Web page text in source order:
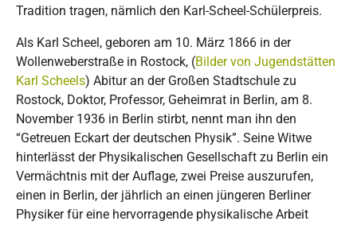
Tradition tragen, nämlich den Karl-Scheel-Schülerpreis.
Als Karl Scheel, geboren am 10. März 1866 in der
Wollenweberstraße in Rostock, (Bilder von Jugendstätten
Karl Scheels) Abitur an der Großen Stadtschule zu
Rostock, Doktor, Professor, Geheimrat in Berlin, am 8.
November 1936 in Berlin stirbt, nennt man ihn den
“Getreuen Eckart der deutschen Physik”. Seine Witwe
hinterlässt der Physikalischen Gesellschaft zu Berlin ein
Vermächtnis mit der Auflage, zwei Preise auszurufen,
einen in Berlin, der jährlich an einen jüngeren Berliner
Physiker für eine hervorragende physikalische Arbeit